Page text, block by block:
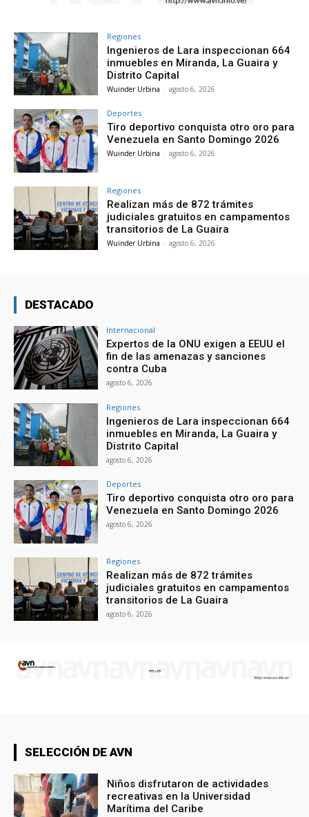
Regiones
Ingenieros de Lara inspeccionan 664
inmuebles en Miranda, La Guaira y
Distrito Capital
Wuinder Urbina - agosto 6, 2026
Deportes
Tiro deportivo conquista otro oro para
Venezuela en Santo Domingo 2026
Wuinder Urbina - agosto 6, 2026
Regiones
Realizan más de 872 trámites
judiciales gratuitos en campamentos
transitorios de La Guaira
Wuinder Urbina - agosto 6, 2026
DESTACADO
Internacional
Expertos de la ONU exigen a EEUU el
fin de las amenazas y sanciones
contra Cuba
agosto 6, 2026
Regiones
Ingenieros de Lara inspeccionan 664
inmuebles en Miranda, La Guaira y
Distrito Capital
agosto 6, 2026
Deportes
Tiro deportivo conquista otro oro para
Venezuela en Santo Domingo 2026
agosto 6, 2026
Regiones
Realizan más de 872 trámites
judiciales gratuitos en campamentos
transitorios de La Guaira
agosto 6, 2026
SELECCIÓN DE AVN
Niños disfrutaron de actividades
recreativas en la Universidad
Marítima del Caribe